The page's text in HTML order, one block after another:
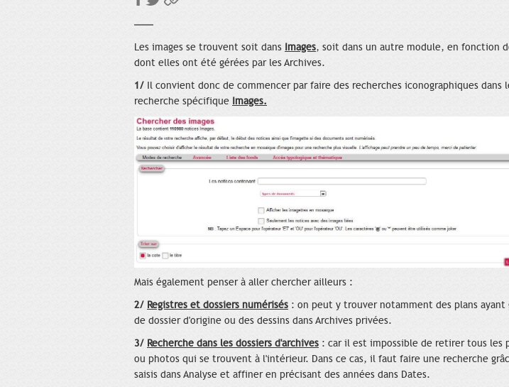
Les images se trouvent soit dans Images, soit dans un autre module, en fonction
dont elles ont été gérées par les Archives.
1/ Il convient donc de commencer par faire des recherches iconographiques dans
recherche spécifique Images.
Mais également penser à aller chercher ailleurs :
2/ Registres et dossiers numérisés : on peut y trouver notamment des plans ayant
de dossier d'origine ou des dessins dans Archives privées.
3/ Recherche dans les dossiers d'archives : car il est impossible de retirer tous les
ou photos qui se trouvent à l'intérieur. Dans ce cas, il faut faire une recherche
saisis dans Analyse et affiner en précisant des années dans Dates.